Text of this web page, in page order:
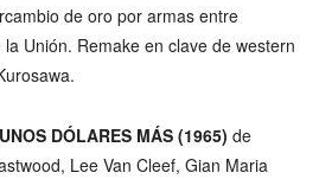
de oro por armas entre
Unión. Remake en clave de western
DÓLARES MÁS (1965) de
Lee Van Cleef, Gian Maria